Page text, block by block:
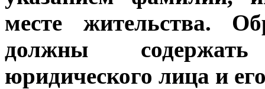
месте жительства.
должны
юридического лица и